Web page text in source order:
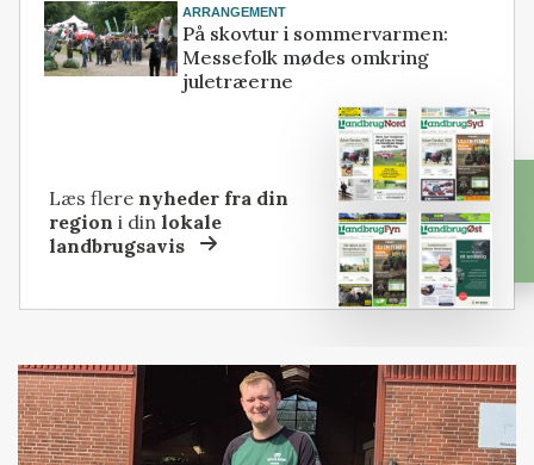
ARRANGEMENT
På skovtur i sommervarmen:
Messefolk mødes omkring
juletræerne
Læs flere nyheder fra din
region i dinlokale
landbrugsavis